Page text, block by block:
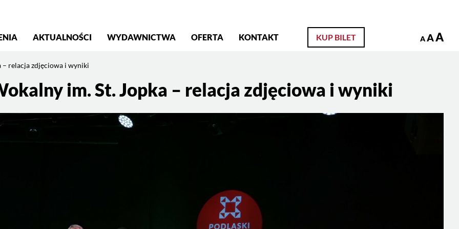
AKTUALNOŚCI WYDAWNICTWA OFERTA KONTAKT KUP BILET A AA
– relacja zdjęciowa i wyniki
im. St. Jopka – relacja zdjęciowa i wyniki